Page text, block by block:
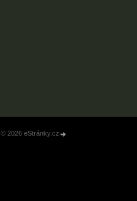
© 2026 eStránky.cz